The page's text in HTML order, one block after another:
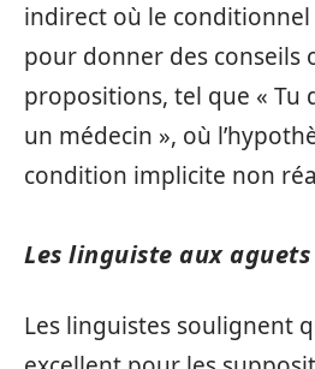
indirect où le
pour donner des conseils
propositions, tel que « Tu
un médecin », où
condition implicite non
Les linguiste aux aguets
Les linguistes soulignent